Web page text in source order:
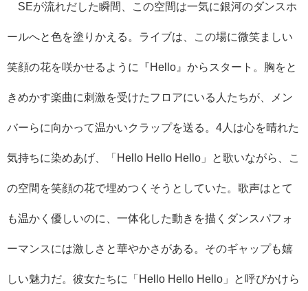
SEが流れだした瞬間、この空間は一気に銀河のダンスホ
ールへと色を塗りかえる。ライブは、この場に微笑ましい
笑顔の花を咲かせるように『Hello』からスタート。胸をと
きめかす楽曲に刺激を受けたフロアにいる人たちが、メン
バーらに向かって温かいクラップを送る。4人は心を晴れた
気持ちに染めあげ、「Hello Hello Hello」と歌いながら、こ
の空間を笑顔の花で埋めつくそうとしていた。歌声はとて
も温かく優しいのに、一体化した動きを描くダンスパフォ
ーマンスには激しさと華やかさがある。そのギャップも嬉
しい魅力だ。彼女たちに「Hello Hello Hello」と呼びかけら